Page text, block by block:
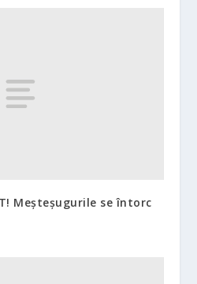
Meșteșugurile se întorc